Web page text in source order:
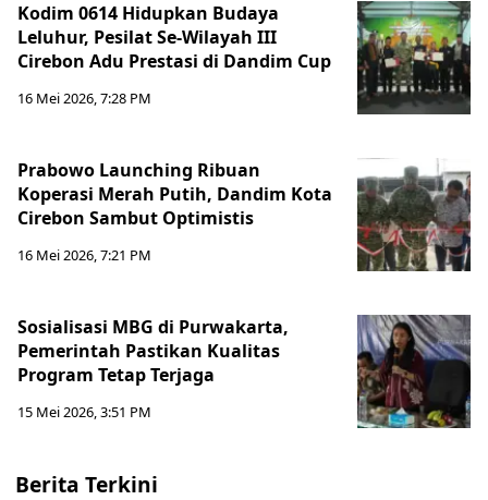
Kodim 0614 Hidupkan Budaya
Leluhur, Pesilat Se-Wilayah III
Cirebon Adu Prestasi di Dandim Cup
16 Mei 2026, 7:28 PM
Prabowo Launching Ribuan
Koperasi Merah Putih, Dandim Kota
Cirebon Sambut Optimistis
16 Mei 2026, 7:21 PM
Sosialisasi MBG di Purwakarta,
Pemerintah Pastikan Kualitas
Program Tetap Terjaga
15 Mei 2026, 3:51 PM
Berita Terkini